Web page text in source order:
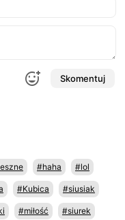
Skomentuj
#haha #lol
#Kubica #siusiak
#miłość #siurek